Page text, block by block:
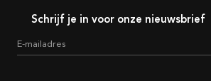
Schrijf je in voor onze nieuwsbrief
E-mailadres